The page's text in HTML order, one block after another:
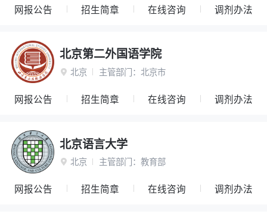
网报公告 招生简章 在线咨询 调剂办法
北京第二外国语学院
 北京 主管部门： 北京市
网报公告 招生简章 在线咨询 调剂办法
北京语言大学
 北京 主管部门： 教育部
网报公告 招生简章 在线咨询 调剂办法